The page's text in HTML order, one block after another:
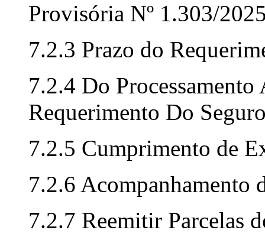
Provisória Nº 1.303/
7.2.3 Prazo do
7.2.4 Do
Requerimento Do
7.2.5 Cumprimento de
7.2.6 Acompanhamento
7.2.7 Reemitir Parcelas